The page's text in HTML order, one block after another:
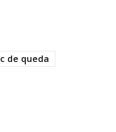
de queda